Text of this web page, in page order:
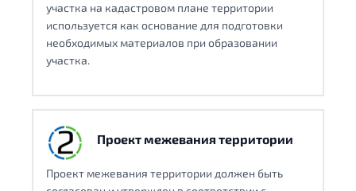
участка на кадастровом плане территории
используется как основание для подготовки
необходимых материалов при образовании
участка.
Проект межевания территории
Проект межевания территории должен быть